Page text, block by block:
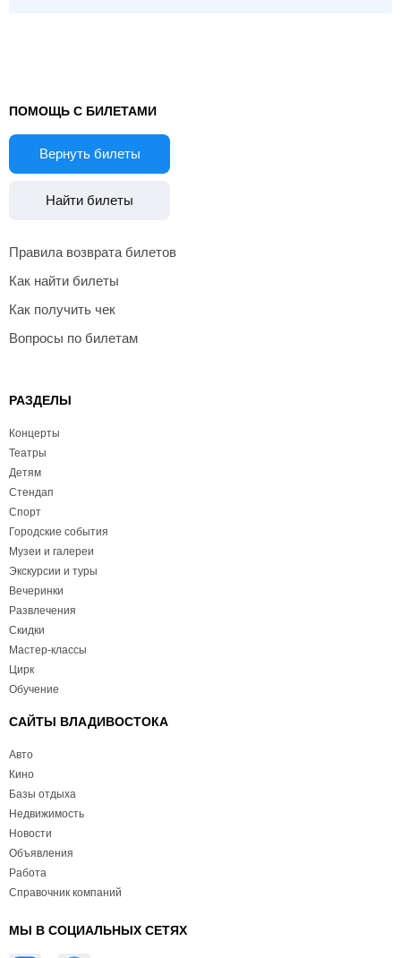
ПОМОЩЬ С БИЛЕТАМИ
Вернуть билеты
Найти билеты
Правила возврата билетов
Как найти билеты
Как получить чек
Вопросы по билетам
РАЗДЕЛЫ
Концерты
Театры
Детям
Стендап
Спорт
Городские события
Музеи и галереи
Экскурсии и туры
Вечеринки
Развлечения
Скидки
Мастер-классы
Цирк
Обучение
САЙТЫ ВЛАДИВОСТОКА
Авто
Кино
Базы отдыха
Недвижимость
Новости
Объявления
Работа
Справочник компаний
МЫ В СОЦИАЛЬНЫХ СЕТЯХ